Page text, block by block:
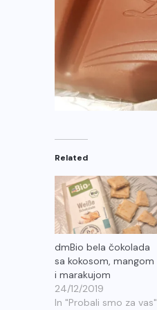
Related
dmBio bela čokolada
sa kokosom, mangom
i marakujom
24/12/2019
In "Probali smo za vas"